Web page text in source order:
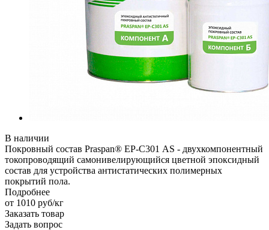
В наличии
Покровный состав Praspan® EP-С301 AS - двухкомпонентный
токопроводящий самонивелирующийся цветной эпоксидный
состав для устройства антистатических полимерных
покрытий пола.
Подробнее
от 1010 руб/кг
Заказать товар
Задать вопрос